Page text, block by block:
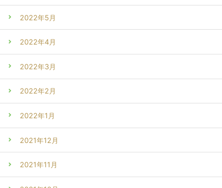
2022年5月
2022年4月
2022年3月
2022年2月
2022年1月
2021年12月
2021年11月